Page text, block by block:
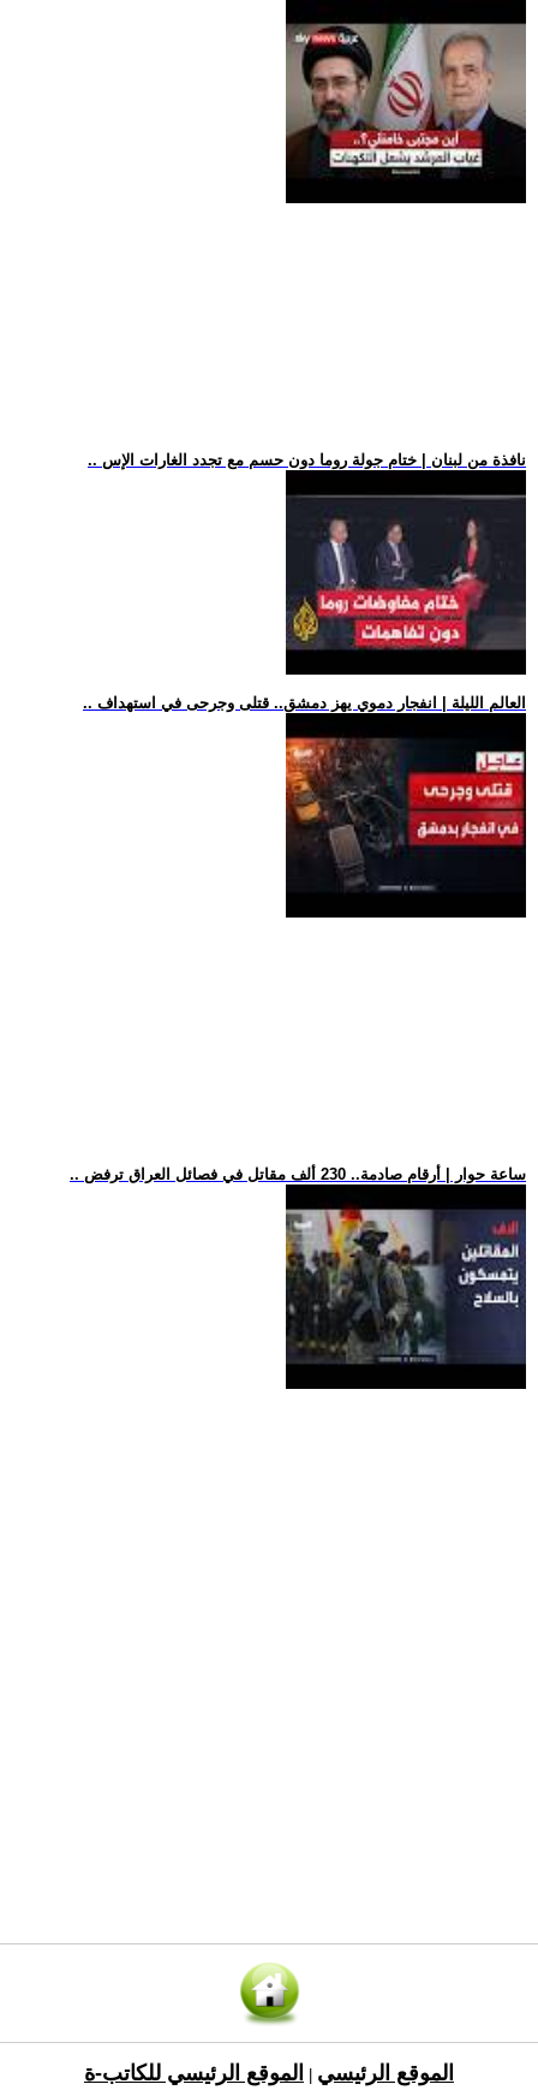
.. نافذة من لبنان | ختام جولة روما دون حسم مع تجدد الغارات الإس
.. العالم الليلة | انفجار دموي يهز دمشق.. قتلى وجرحى في استهداف
.. ساعة حوار | أرقام صادمة.. 230 ألف مقاتل في فصائل العراق ترفض
الموقع الرئيسي الموقع الرئيسي للكاتب-ة